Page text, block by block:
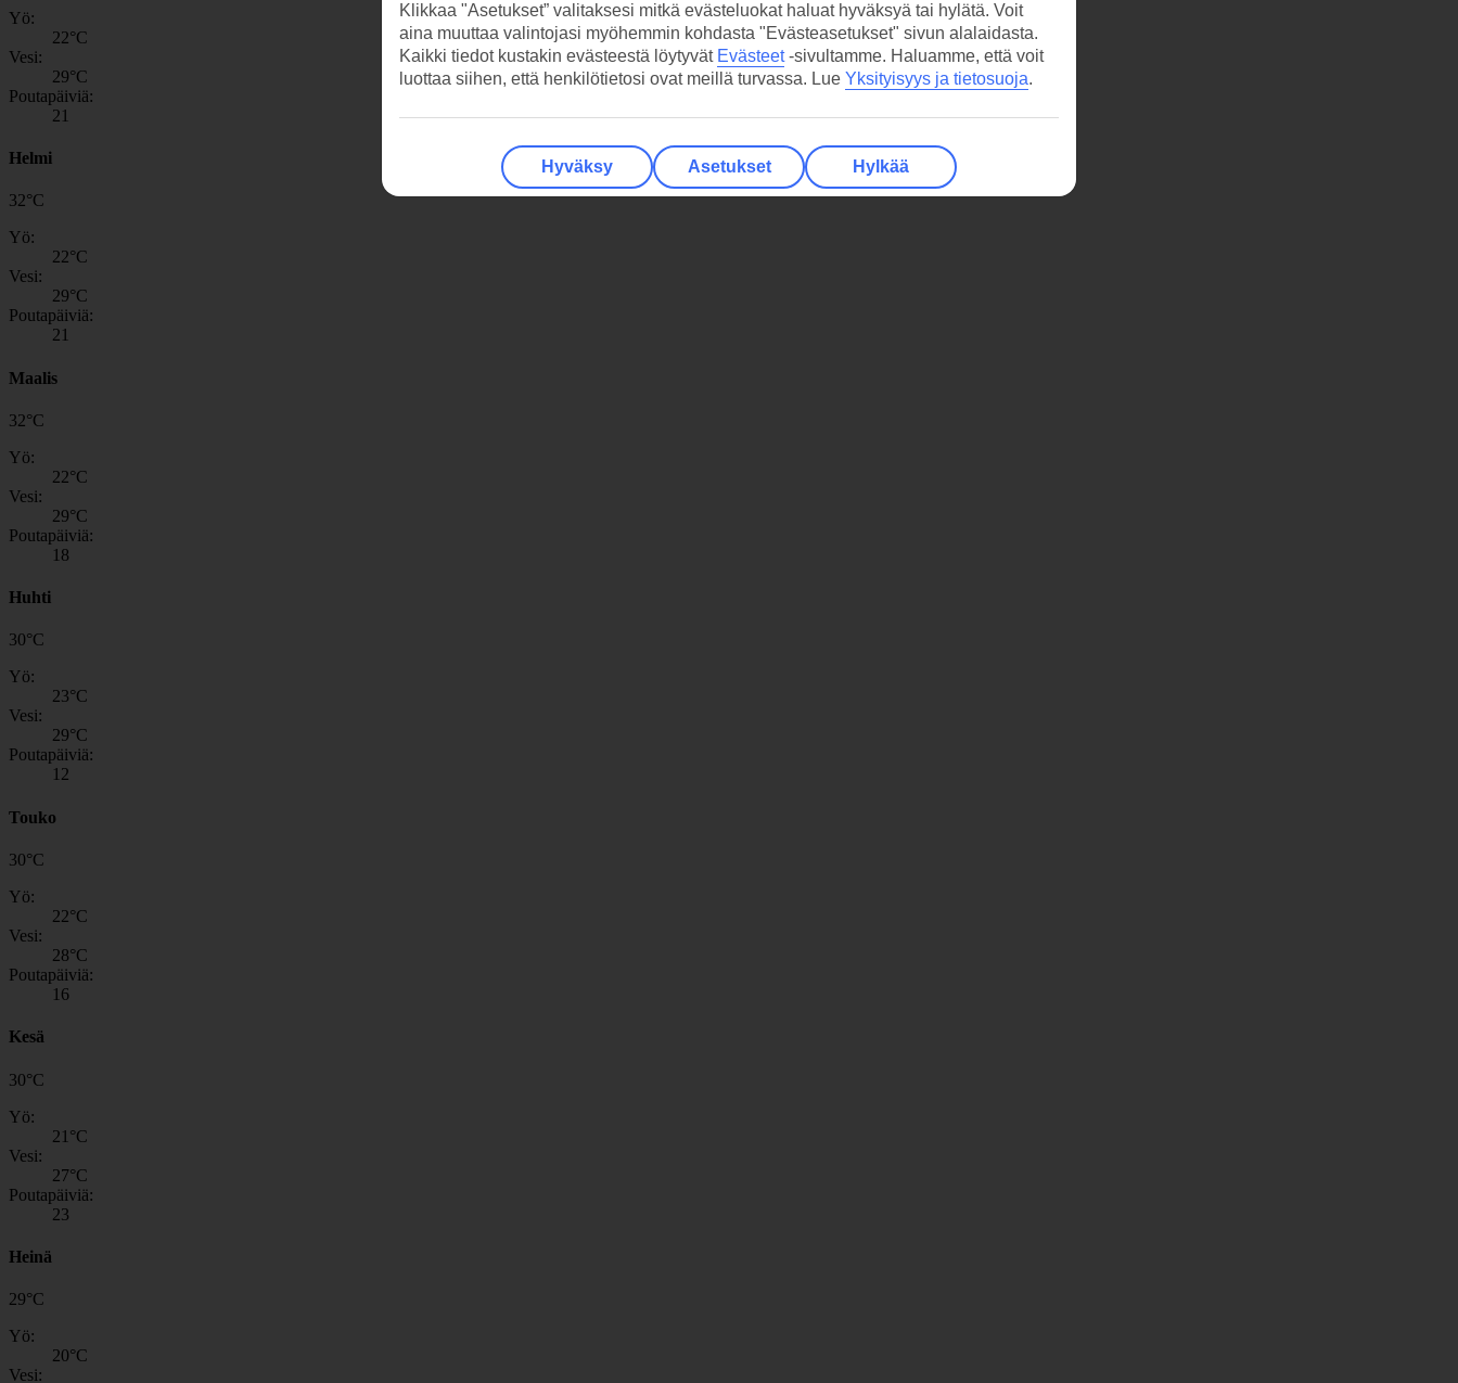
Yö:
22°C
Vesi:
29°C
Poutapäiviä:
21
Helmi
32°C
Yö:
22°C
Vesi:
29°C
Poutapäiviä:
21
Maalis
32°C
Yö:
22°C
Vesi:
29°C
Poutapäiviä:
18
Huhti
30°C
Yö:
23°C
Vesi:
29°C
Poutapäiviä:
12
Touko
30°C
Yö:
22°C
Vesi:
28°C
Poutapäiviä:
16
Kesä
30°C
Yö:
21 °C
Vesi:
27°C
Poutapäiviä:
23
Heinä
29°C
Yö:
20°C
Vesi:
Klikkaa "Asetukset” valitaksesi mitkä evästeluokat haluat hyväksyä tai hylätä. Voit
aina muuttaa valintojasi myöhemmin kohdasta "Evästeasetukset" sivun alalaidasta.
Kaikki tiedot kustakin evästeestä löytyvät Evästeet-sivultamme. Haluamme, että voit
luottaa siihen, että henkilötietosi ovat meillä turvassa. Lue Yksityisyys ja tietosuoja.
Hyväksy Asetukset Hylkää